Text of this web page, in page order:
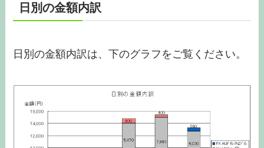
日別の金額内訳
日別の金額内訳は、下のグラフをご覧ください。